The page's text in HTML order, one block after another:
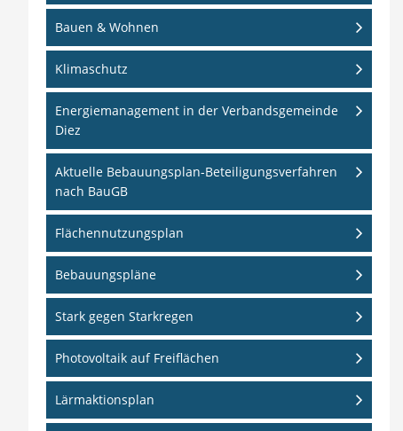
Bauen & Wohnen
Klimaschutz
Energiemanagement in der Verbandsgemeinde
Diez
Aktuelle Bebauungsplan-Beteiligungsverfahren
nach BauGB
Flächennutzungsplan
Bebauungspläne
Stark gegen Starkregen
Photovoltaik auf Freiflächen
Lärmaktionsplan